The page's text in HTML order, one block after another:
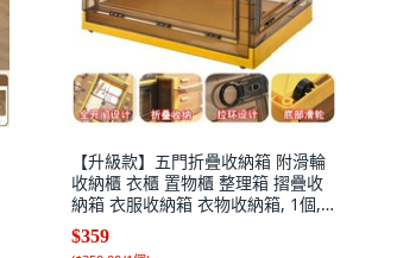
【升級款】五門折疊收納箱 附滑輪
收納櫃 衣櫃 置物櫃 整理箱 摺疊收
納箱 衣服收納箱 衣物收納箱, 1個,
【升級款】五門可開茶色（芒果
黃）,中號（49*35*25cm)
$359